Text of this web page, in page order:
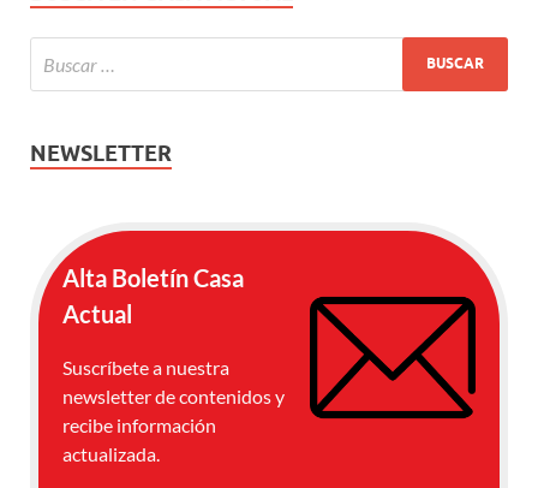
NEWSLETTER
Alta Boletín Casa
Actual
Suscríbete a nuestra
newsletter de contenidos y
recibe información
actualizada.